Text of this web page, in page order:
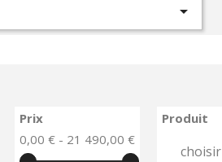

Prix
0,00 € - 21 490,00 €
Produit
choisir